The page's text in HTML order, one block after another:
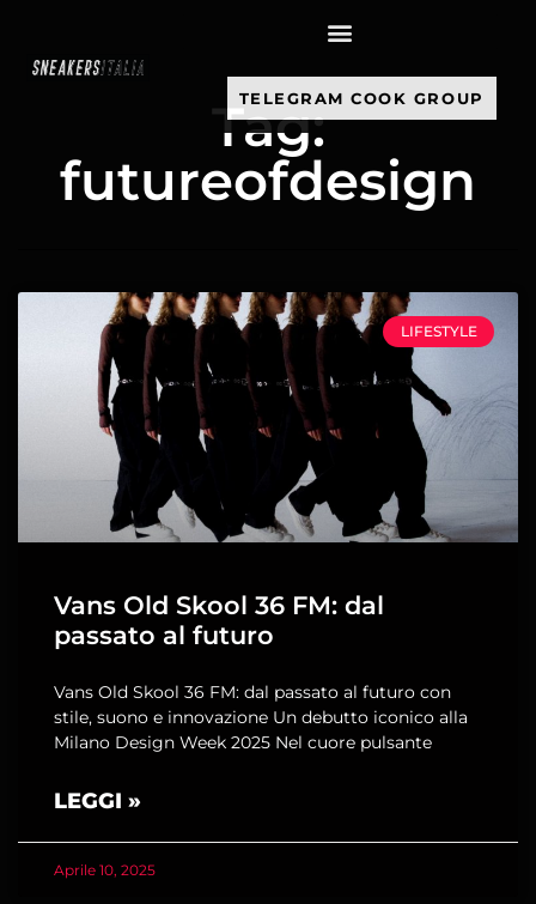
TELEGRAM COOK GROUP
Tag:
futureofdesign
LIFESTYLE
Vans Old Skool 36 FM: dal
passato al futuro
Vans Old Skool 36 FM: dal passato al futuro con
stile, suono e innovazione Un debutto iconico alla
Milano Design Week 2025 Nel cuore pulsante
LEGGI »
Aprile 10, 2025